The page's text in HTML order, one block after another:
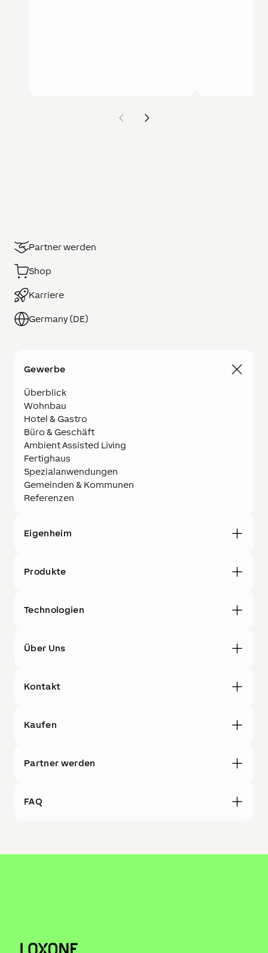
Partner werden
Shop
Karriere
Germany (DE)
Gewerbe
Überblick
Wohnbau
Hotel & Gastro
Büro & Geschäft
Ambient Assisted Living
Fertighaus
Spezialanwendungen
Gemeinden & Kommunen
Referenzen
Eigenheim
Produkte
Technologien
Über Uns
Kontakt
Kaufen
Partner werden
FAQ